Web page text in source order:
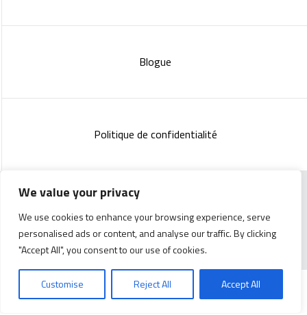
We value your privacy
We use cookies to enhance your browsing experience, serve
personalised ads or content, and analyse our traffic. By clicking
"Accept All", you consent to our use of cookies.
Customise Reject All Accept All
Blogue
Politique de confidentialité
Copyright 2023 :Standish Communications& Mélissa
Lachance